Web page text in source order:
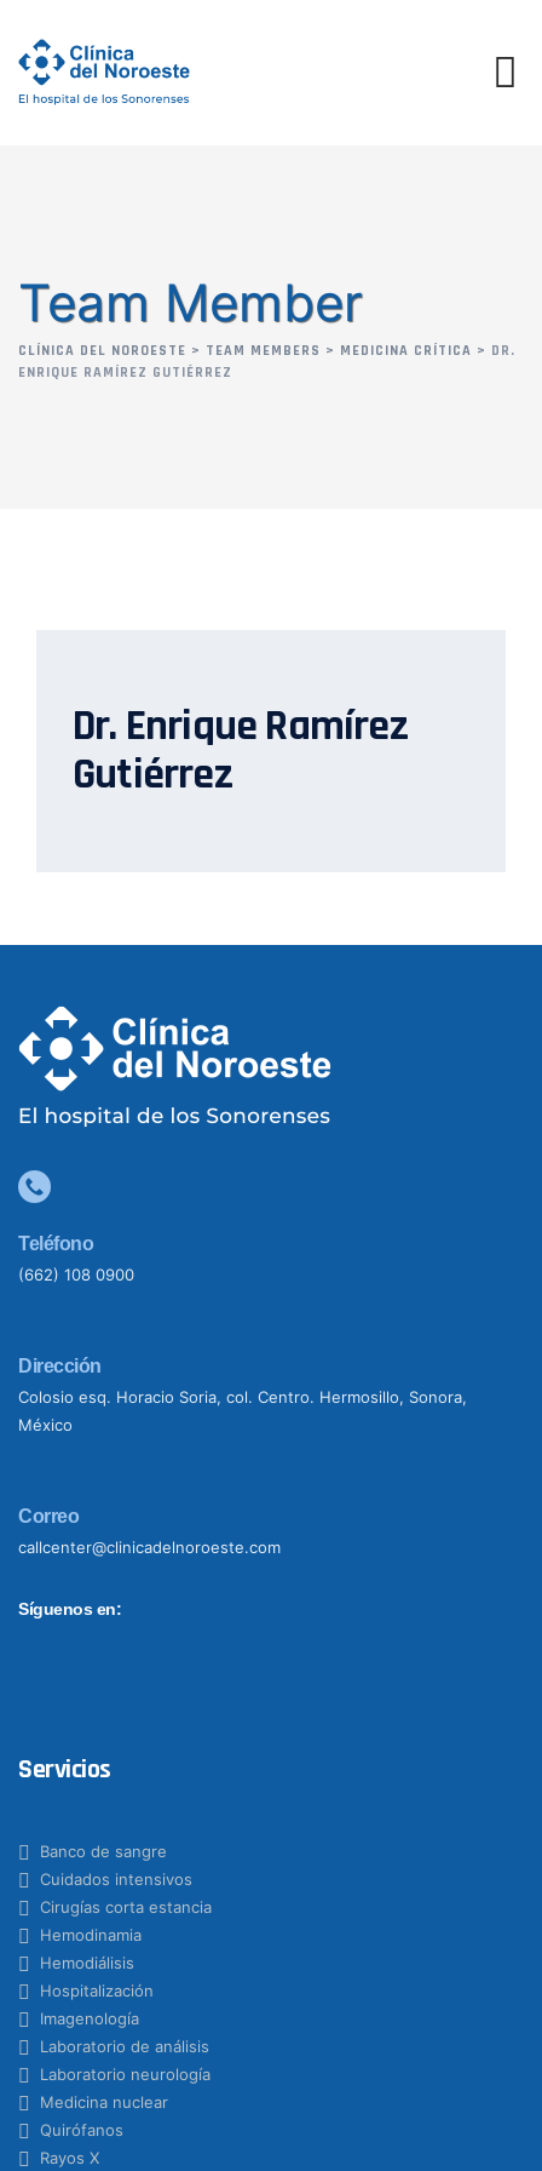
content
Team Member
CLÍNICA DEL NOROESTE > TEAM MEMBERS > MEDICINA CRÍTICA > DR.
ENRIQUE RAMÍREZ GUTIÉRREZ
Dr. Enrique Ramírez
Gutiérrez
Teléfono
(662) 108 0900
Dirección
Colosio esq. Horacio Soria, col. Centro. Hermosillo, Sonora,
México
Correo
callcenter@clinicadelnoroeste.com
Síguenos en:
Servicios
Banco de sangre
Cuidados intensivos
Cirugías corta estancia
Hemodinamia
Hemodiálisis
Hospitalización
Imagenología
Laboratorio de análisis
Laboratorio neurología
Medicina nuclear
Quirófanos
Rayos X